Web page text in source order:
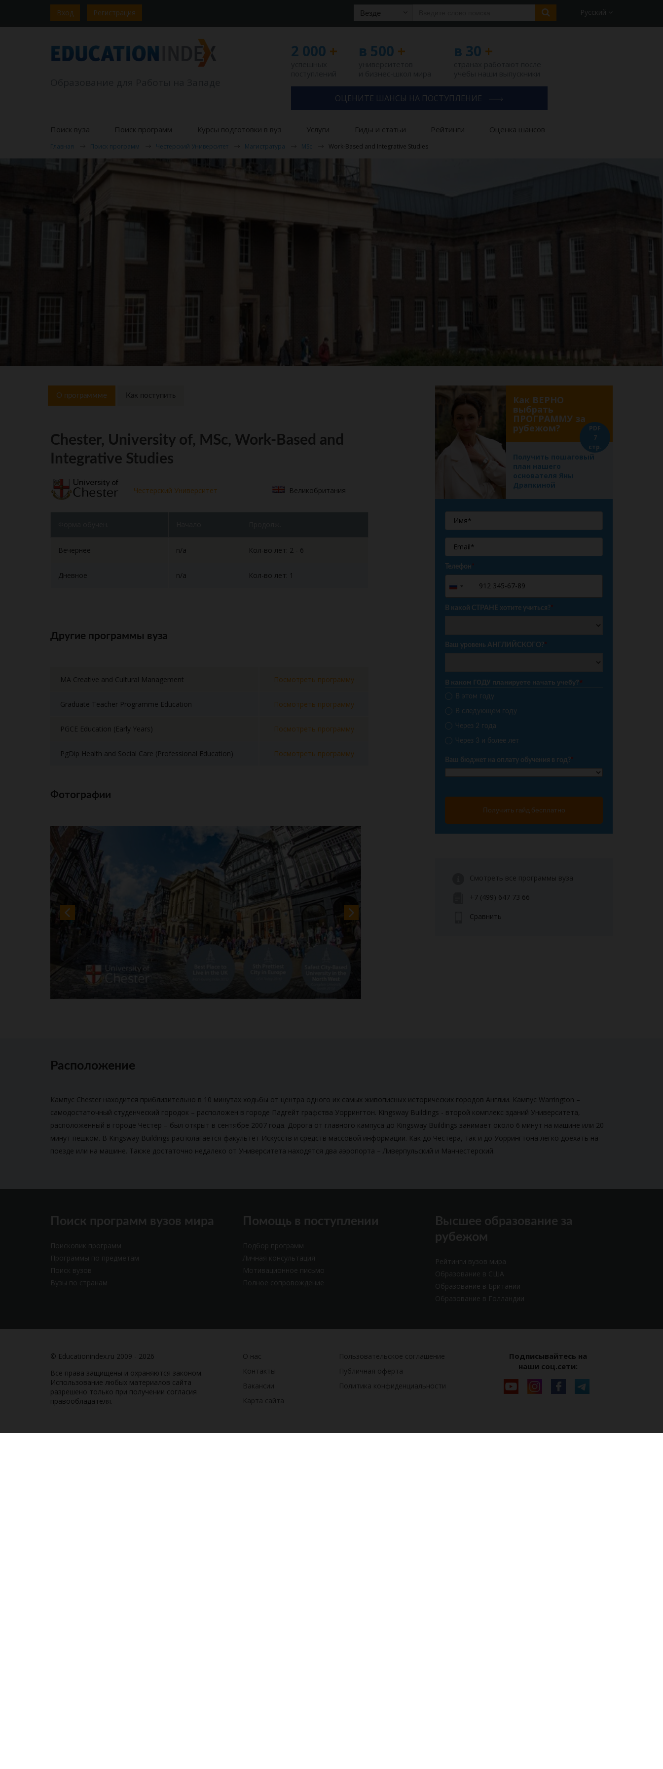
Вход Регистрация Везде Русский
2 000 + в 500 + в 30 +
ОЦЕНИТЕ ШАНСЫ НА ПОСТУПЛЕНИЕ
Поиск вуза Поиск программ Курсы подготовки в вуз Услуги Гиды и статьи Рейтинги Оценка шансов
Главная Поиск программ Честерский Университет Магистратура MSc Work-Based and Integrative Studies
О программме Как поступить
Chester, University of, MSc, Work-Based and
Integrative Studies
Честерский Университет Великобритания
Вечернее n/a Кол-во лет: 2 - 6
Дневное n/a Кол-во лет: 1
Другие программы вуза
MA Creative and Cultural Management Посмотреть программу
Graduate Teacher Programme Education Посмотреть программу
PGCE Education (Early Years) Посмотреть программу
PgDip Health and Social Care (Professional Education) Посмотреть программу
Фотографии
Как ВЕРНО
выбрать
ПРОГРАММУ за
рубежом?
Получить пошаговый
план нашего
основателя Яны
Драпкиной
PDF
7
стр.
Телефон*
Russia
+7
В какой СТРАНЕ хотите учиться?*
Ваш уровень АНГЛИЙСКОГО?*
В каком ГОДУ планируете начать учебу?*
В этом году
В следующем году
Через 2 года
Через 3 и более лет
Ваш бюджет на оплату обучения в год?*
Получить гайд бесплатно
Смотреть все программы вуза
+7 (499) 647 73 66
Сравнить
Расположение
Кампус Chester находится приблизительно в 10 минутах ходьбы от центра одного их самых живописных исторических городов Англии. Кампус Warrington –
самодостаточный студенческий городок – расположен в городе Падгейт графства Уоррингтон. Kingsway Buildings - второй комплекс зданий Университета,
расположенный в городе Честер – был открыт в сентябре 2007 года. Дорога от главного кампуса до Kingsway Buildings занимает около 6 минут на машине или 20
минут пешком. В Kingsway Buildings располагается факультет Искусств и средств массовой информации. Как до Честера, так и до Уоррингтона легко доехать на
поезде или на машине. Также достаточно недалеко от Университета находятся два аэропорта – Ливерпульский и Манчестерский.
Поиск программ вузов мира
Поисковик программ
Программы по предметам
Поиск вузов
Вузы по странам
Помощь в поступлении
Подбор программ
Личная консультация
Мотивационное письмо
Полное сопровождение
Высшее образование за
рубежом
Рейтинги вузов мира
Образование в США
Образование в Британии
Образование в Голландии
© Educationindex.ru 2009 - 2026
Все права защищены и охраняются законом.
Использование любых материалов сайта
разрешено только при получении согласия
правообладателя.
О нас
Контакты
Вакансии
Карта сайта
Пользовательское соглашение
Публичная оферта
Политика конфиденциальности
Подписывайтесь на
наши соц.сети: